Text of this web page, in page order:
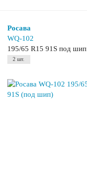
Росава
WQ-102
195/65 R15 91S под шип
2 шт.